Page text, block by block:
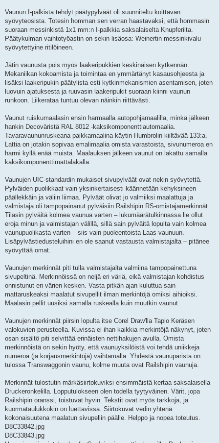
Vaunun I-palkista tehdyt päätypylväät oli suunniteltu koittavan
syövyteosista. Totesin homman sen verran haastavaksi, että hommasin
suoraan messinkistä 1x1 mm:n I-palkkia saksalaiselta Knupferilta.
Päätykulman vaihtotyöastin on sekin lisäosa: Weinertin messinkivalu
syövytettyine ritilöineen.
Jätin vaunusta pois myös laakeripukkien keskinäisen kytkennän.
Mekaniikan kokoamista ja toimintaa en ymmärtänyt kasausohjeesta ja
lisäksi laakeripukin päätylista esti kytkinmekanismien asentamisen, joten
luovuin ajatuksesta ja ruuvasin laakeripukit suoraan kiinni vaunun
runkoon. Liikerataa tuntuu olevan näinkin riittävästi.
Vaunut ruiskumaalasin ensin harmaalla autopohjamaalilla, minkä jälkeen
hankin Decoväristä RAL 8012 -kaksikomponenttiautomaalia.
Tavaravaununruskeana paikkamaalina käytin Humbrolin kiiltävää 133:a.
Lattia on jotakin sopivaa emalimaalia omista varastoista, sivunumeroa en
harmi kyllä enää muista. Maalauksen jälkeen vaunut on lakattu samalla
kaksikomponenttimattalakalla.
Vaunujen UIC-standardin mukaiset sivupylväät ovat nekin syövytettä.
Pylväiden puolikkaat vain yksinkertaisesti käännetään kehyksineen
päällekkäin ja väliin liimaa. Pylväät olivat jo valmiiksi maalattuja ja
valmistaja oli tampopainanut pylväisiin Railshipin RS-omistajamerkinnät.
Tilasin pylväitä kolmea vaunua varten – lukumäärätulkinnassa lie ollut
eroja minun ja valmistajan välillä, sillä sain pylväitä lopulta vain kolmea
vaunupuolikasta varten – siis vain puoleentoista Laas-vaunuun.
Lisäpylvästiedusteluihini en ole saanut vastausta valmistajalta – pitänee
syövyttää omat.
Vaunujen merkinnät piti tulla valmistajalta valmiina tampopainettuna
sivupeltinä. Merkinnöissä on neljä eri väriä, eikä valmistajan kohdistus
onnistunut eri värien kesken. Vasta pitkän ajan kuluttua sain
mattaruskeaksi maalatut sivupellit ilman merkintöjä omiksi aihioiksi.
Maalasin pellit uusiksi samalla ruskealla kuin muutkin vaunut.
Vaunujen merkinnät piirsin lopulta itse Corel Draw'lla Tapio Keräsen
valokuvien perusteella. Kuvissa ei ihan kaikkia merkintöjä näkynyt, joten
osan sisältö piti selvittää erinäisten nettihakujen avulla. Omista
merkinnöistä on sekin hyöty, että vaunuyksilöistä voi tehdä uniikkeja
numeroa (ja korjausmerkintöjä) vaihtamalla. Yhdestä vaunuparista on
tulossa Transwaggonin vaunu, kolme muuta ovat Railshipin vaunuja.
Merkinnät tulostutin märkäsiirtokuviksi ensimmäistä kertaa saksalaisella
Druckeronkelilla. Lopputulokseen olen todella tyytyväinen. Värit, jopa
Railshipin oranssi, toistuvat hyvin. Tekstit ovat myös tarkkoja, ja
kuormataulukkokin on luettavissa. Siirtokuvat vedin yhtenä
kokonaisuutena maalatun sivupellin päälle. Helppo ja nopea toteutus.
D8C33842.jpg
D8C33843.jpg